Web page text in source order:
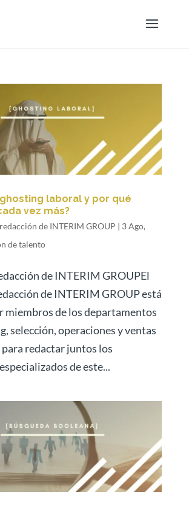
laboral y por qué
vez más?
de INTERIM GROUP | 3 Ago,
de talento
de INTERIM GROUPEl
de INTERIM GROUP está
miembros de los departamentos
selección, operaciones y ventas
para redactar juntos los
de este...